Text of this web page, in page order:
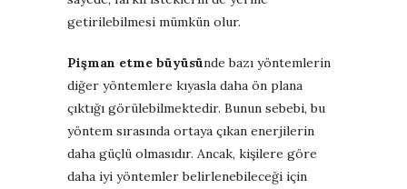
getirilebilmesi mümkün olur.
Pişman etme büyüsünde bazı yöntemlerin
diğer yöntemlere kıyasla daha ön plana
çıktığı görülebilmektedir. Bunun sebebi, bu
yöntem sırasında ortaya çıkan enerjilerin
daha güçlü olmasıdır. Ancak, kişilere göre
daha iyi yöntemler belirlenebileceği için